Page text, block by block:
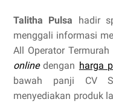
Talitha Pulsa hadir
menggali informasi
All Operator
onlinedengan harga
bawah panji CV
menyediakan produk